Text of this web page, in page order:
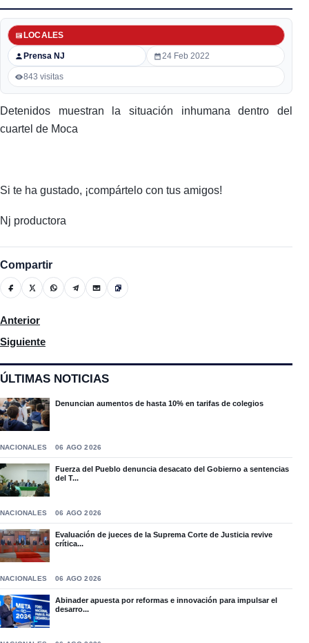
ÚLTIMAS NOTICIAS
Denuncian aumentos de hasta 10% en tarifas de colegios
NACIONALES 06 AGO 2026
Fuerza del Pueblo denuncia desacato del Gobierno a sentencias
del T...
NACIONALES 06 AGO 2026
Evaluación de jueces de la Suprema Corte de Justicia revive
crítica...
NACIONALES 06 AGO 2026
Abinader apuesta por reformas e innovación para impulsar el
desarro...
Prensa NJ
LOCALES
24 Feb 2022
843 visitas
Detenidos muestran la situación inhumana dentro del
cuartel de Moca
Si te ha gustado, ¡compártelo con tus amigos!
Nj productora
Compartir
Artículo anterior: La abogada Elizabeth Rodríguez habla de la
Anterior
Artículo siguiente: Senador Carlos Gómez supervisa inicios de
Siguiente